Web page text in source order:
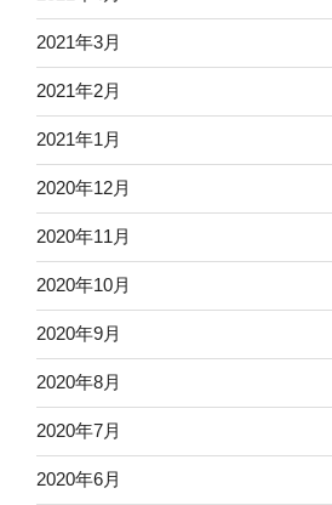
2021年3月
2021年2月
2021年1月
2020年12月
2020年11月
2020年10月
2020年9月
2020年8月
2020年7月
2020年6月